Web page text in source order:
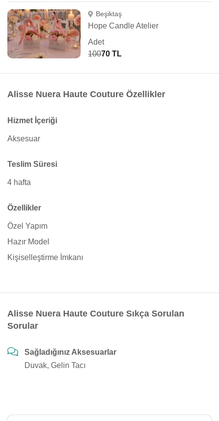
Beşiktaş
Hope Candle Atelier
Adet
10070 TL
Alisse Nuera Haute Couture Özellikler
Hizmet İçeriği
Aksesuar
Teslim Süresi
4 hafta
Özellikler
Özel Yapım
Hazır Model
Kişiselleştirme İmkanı
Alisse Nuera Haute Couture Sıkça Sorulan
Sorular
Sağladığınız Aksesuarlar
Duvak, Gelin Tacı